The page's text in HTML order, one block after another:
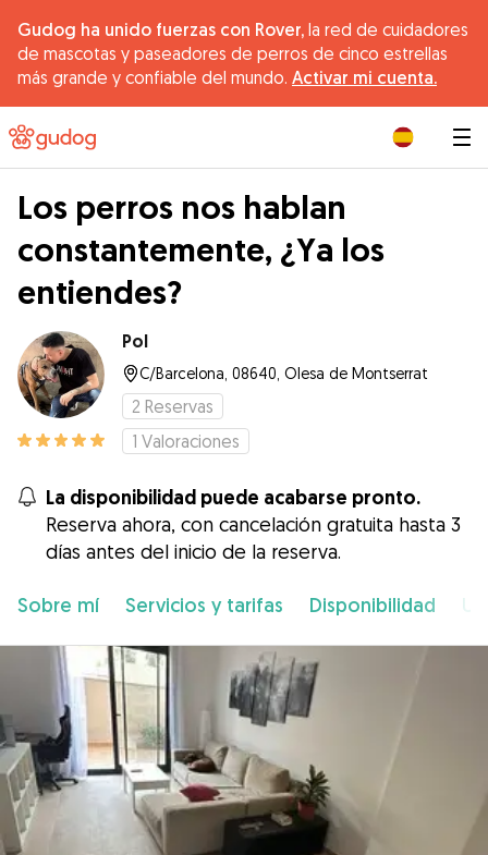
Gudog ha unido fuerzas con Rover, la red de cuidadores
de mascotas y paseadores de perros de cinco estrellas
más grande y confiable del mundo. Activar mi cuenta.
Los perros nos hablan
constantemente, ¿Ya los
entiendes?
Pol
C/Barcelona, 08640, Olesa de Montserrat
2 Reservas
1 Valoraciones
La disponibilidad puede acabarse pronto.
Reserva ahora, con cancelación gratuita hasta 3
días antes del inicio de la reserva.
Sobre mí Servicios y tarifas Disponibilidad